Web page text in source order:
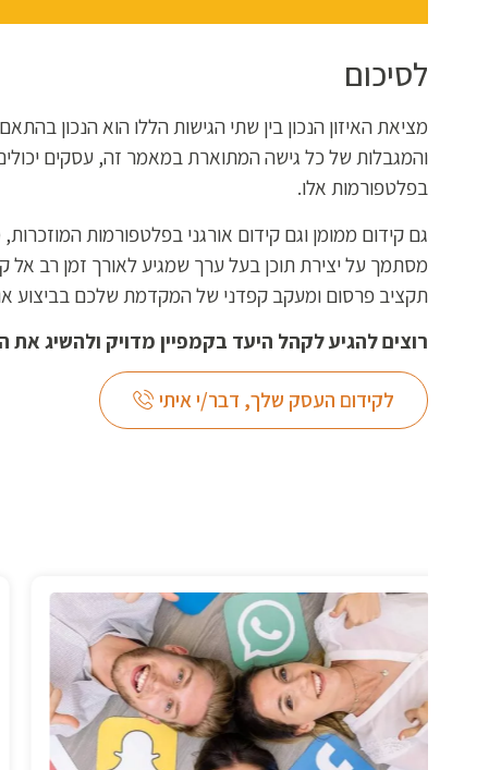
לסיכום
מציאת האיזון הנכון בין שתי הגישות הללו הוא הנכון
והמגבלות של כל גישה המתוארת במאמר זה, עסקים
בפלטפורמות אלו.
גם קידום ממומן וגם קידום אורגני בפלטפורמות
מסתמך על יצירת תוכן בעל ערך שמגיע לאורך זמן רב אל
תקציב פרסום ומעקב קפדני של המקדמת שלכם בביצוע
רוצים להגיע לקהל היעד בקמפיין מדויק ולהשיג
לקידום העסק שלך, דבר/י איתי